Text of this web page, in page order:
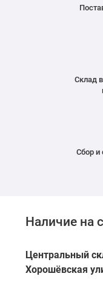
Склад
Сбор и
Наличие на
Центральный
Хорошёвская